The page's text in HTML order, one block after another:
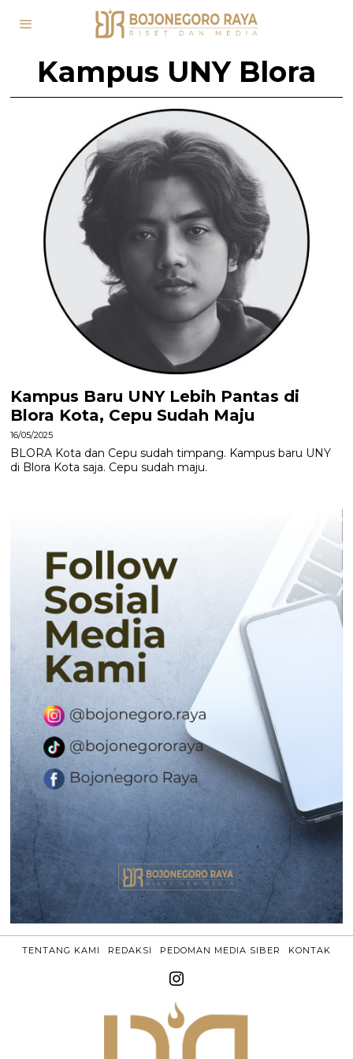
Kampus UNY Blora
Kampus Baru UNY Lebih Pantas di
Blora Kota, Cepu Sudah Maju
16/05/2025
BLORA Kota dan Cepu sudah timpang. Kampus baru UNY
di Blora Kota saja. Cepu sudah maju.
TENTANG KAMI REDAKSI PEDOMAN MEDIA SIBER KONTAK